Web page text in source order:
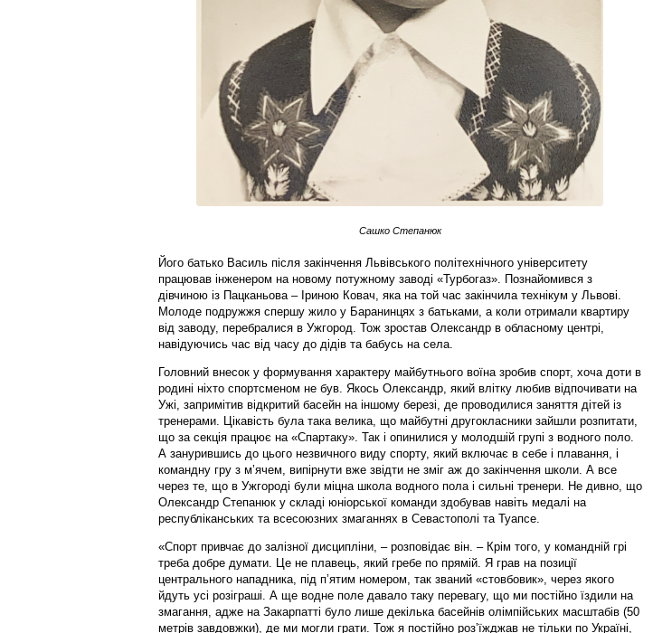
Сашко Степанюк
Його батько Василь після закінчення Львівського політехнічного університету
працював інженером на новому потужному заводі «Турбогаз». Познайомився з
дівчиною із Пацканьова – Іриною Ковач, яка на той час закінчила технікум у Львові.
Молоде подружжя спершу жило у Баранинцях з батьками, а коли отримали квартиру
від заводу, перебралися в Ужгород. Тож зростав Олександр в обласному центрі,
навідуючись час від часу до дідів та бабусь на села.
Головний внесок у формування характеру майбутнього воїна зробив спорт, хоча доти в
родині ніхто спортсменом не був. Якось Олександр, який влітку любив відпочивати на
Ужі, запримітив відкритий басейн на іншому березі, де проводилися заняття дітей із
тренерами. Цікавість була така велика, що майбутні другокласники зайшли розпитати,
що за секція працює на «Спартаку». Так і опинилися у молодшій групі з водного поло.
А занурившись до цього незвичного виду спорту, який включає в себе і плавання, і
командну гру з м’ячем, випірнути вже звідти не зміг аж до закінчення школи. А все
через те, що в Ужгороді були міцна школа водного пола і сильні тренери. Не дивно, що
Олександр Степанюк у складі юніорської команди здобував навіть медалі на
республіканських та всесоюзних змаганнях в Севастополі та Туапсе.
«Спорт привчає до залізної дисципліни, – розповідає він. – Крім того, у командній грі
треба добре думати. Це не плавець, який гребе по прямій. Я грав на позиції
центрального нападника, під п’ятим номером, так званий «стовбовик», через якого
йдуть усі розіграші. А ще водне поле давало таку перевагу, що ми постійно їздили на
змагання, адже на Закарпатті було лише декілька басейнів олімпійських масштабів (50
метрів завдовжки), де ми могли грати. Тож я постійно роз’їжджав не тільки по Україні,